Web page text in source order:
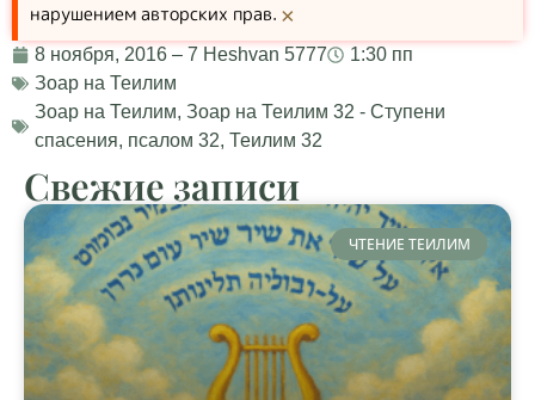
нарушением авторских прав. ×
8 ноября, 2016 – 7 Heshvan 5777
1:30 пп
Зоар на Теилим
Зоар на Теилим, Зоар на Теилим 32 - Ступени
спасения, псалом 32, Теилим 32
Свежие записи
ЧТЕНИЕ ТЕИЛИМ